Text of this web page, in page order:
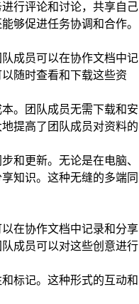
行评论和讨论，共享自己
够促进任务协调和合作。
成员可以在协作文档中记
随时查看和下载这些资
。团队成员无需下载和安
提高了团队成员对资料的
和更新。无论是在电脑、
知识。这种无缝的多端同
在协作文档中记录和分享
成员可以对这些创意进行
标记。这种形式的互动和